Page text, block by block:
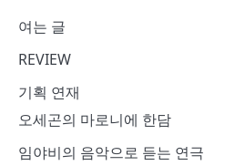
여는 글
REVIEW
기획 연재
오세곤의 마로니에 한담
임야비의 음악으로 듣는 연극